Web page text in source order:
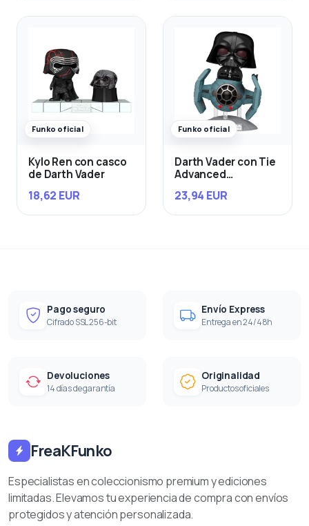
Funko oficial
Kylo Ren con casco
de Darth Vader
18,62 EUR
Funko oficial
Darth Vader con Tie
Advanced
23,94 EUR
Pago seguro
Cifrado SSL 256-bit
Envío Express
Entrega en 24/48h
Devoluciones
14 días de garantía
Originalidad
Productos oficiales
FreaKFunko
Especialistas en coleccionismo premium y ediciones
limitadas. Elevamos tu experiencia de compra con envíos
protegidos y atención personalizada.